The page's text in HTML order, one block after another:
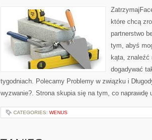
które chcą
partnerstwo
tym, abyś
kąta, znaleźć
dogadywać
tygodniach. Polecamy Problemy w związku i
wyzwanie?. Strona skupia się na tym, co
CATEGORIES: WENUS